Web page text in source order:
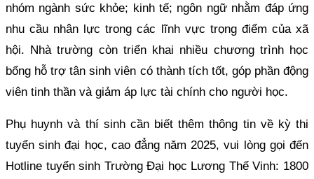
nhóm ngành sức khỏe; kinh tế; ngôn ngữ nhằm đáp ứng
nhu cầu nhân lực trong các lĩnh vực trọng điểm của xã
hội. Nhà trường còn triển khai nhiều chương trình học
bổng hỗ trợ tân sinh viên có thành tích tốt, góp phần động
viên tinh thần và giảm áp lực tài chính cho người học.
Phụ huynh và thí sinh cần biết thêm thông tin về kỳ thi
tuyển sinh đại học, cao đẳng năm 2025, vui lòng gọi đến
Hotline tuyển sinh Trường Đại học Lương Thế Vinh: 1800